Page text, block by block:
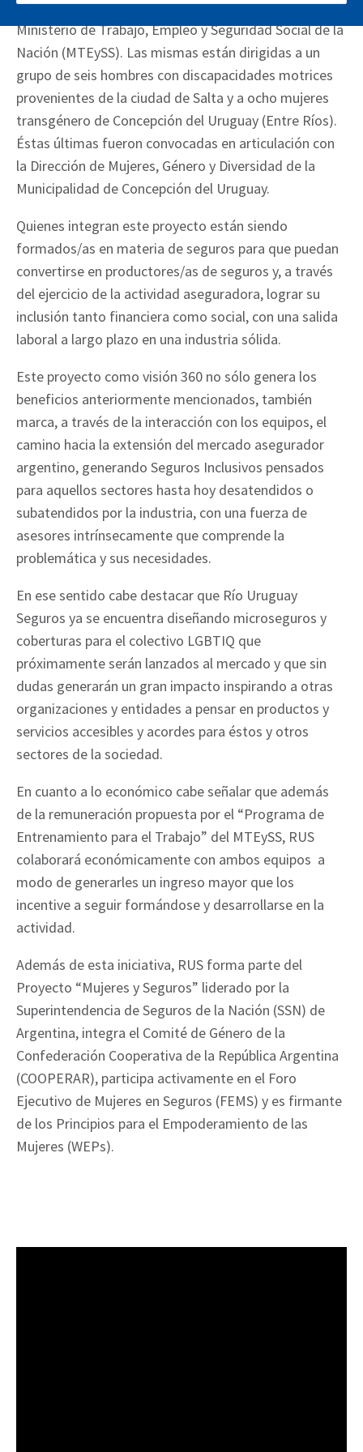
“Programa de Entrenamiento para el Trabajo” del
Ministerio de Trabajo, Empleo y Seguridad Social de la
Nación (MTEySS). Las mismas están dirigidas a un
grupo de seis hombres con discapacidades motrices
provenientes de la ciudad de Salta y a ocho mujeres
transgénero de Concepción del Uruguay (Entre Ríos).
Éstas últimas fueron convocadas en articulación con
la Dirección de Mujeres, Género y Diversidad de la
Municipalidad de Concepción del Uruguay.
Quienes integran este proyecto están siendo
formados/as en materia de seguros para que puedan
convertirse en productores/as de seguros y, a través
del ejercicio de la actividad aseguradora, lograr su
inclusión tanto financiera como social, con una salida
laboral a largo plazo en una industria sólida.
Este proyecto como visión 360 no sólo genera los
beneficios anteriormente mencionados, también
marca, a través de la interacción con los equipos, el
camino hacia la extensión del mercado asegurador
argentino, generando Seguros Inclusivos pensados
para aquellos sectores hasta hoy desatendidos o
subatendidos por la industria, con una fuerza de
asesores intrínsecamente que comprende la
problemática y sus necesidades.
En ese sentido cabe destacar que Río Uruguay
Seguros ya se encuentra diseñando microseguros y
coberturas para el colectivo LGBTIQ que
próximamente serán lanzados al mercado y que sin
dudas generarán un gran impacto inspirando a otras
organizaciones y entidades a pensar en productos y
servicios accesibles y acordes para éstos y otros
sectores de la sociedad.
En cuanto a lo económico cabe señalar que además
de la remuneración propuesta por el “Programa de
Entrenamiento para el Trabajo” del MTEySS, RUS
colaborará económicamente con ambos equipos a
modo de generarles un ingreso mayor que los
incentive a seguir formándose y desarrollarse en la
actividad.
Además de esta iniciativa, RUS forma parte del
Proyecto “Mujeres y Seguros” liderado por la
Superintendencia de Seguros de la Nación (SSN) de
Argentina, integra el Comité de Género de la
Confederación Cooperativa de la República Argentina
(COOPERAR), participa activamente en el Foro
Ejecutivo de Mujeres en Seguros (FEMS) y es firmante
de los Principios para el Empoderamiento de las
Mujeres (WEPs).